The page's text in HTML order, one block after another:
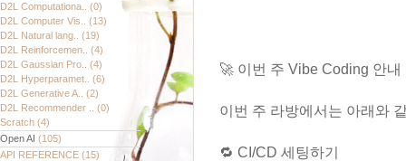
D2L Computationa.. (0)
D2L Computer Vis.. (13)
D2L Natural lang.. (19)
D2L Reinforcemen.. (4)
D2L Gaussian Pro.. (4)
D2L Hyperparamet.. (6)
D2L Generative A.. (2)
D2L Recommender .. (0)
Scratch (4)
Open AI (105)
API REFERENCE (15)
🚀 이번 주 Vibe Coding 안내
이번 주 라방에서는 아래와
🔁 CI/CD 세팅하기